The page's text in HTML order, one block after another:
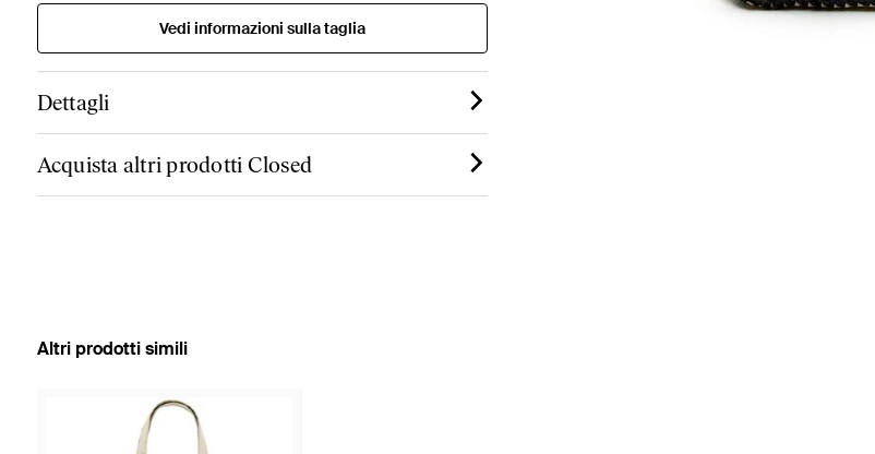
Vedi informazioni sulla taglia
Dettagli
Acquista altri prodotti Closed
Altri prodotti simili